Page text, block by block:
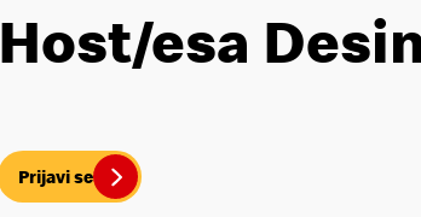
Host/esa
Prijavi se